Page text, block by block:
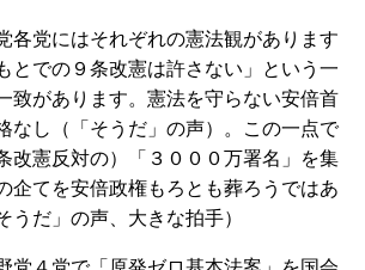
党にはそれぞれの憲法観があります
とでの９条改憲は許さない」という一
致があります。憲法を守らない安倍首
なし（「そうだ」の声）。この一点で
改憲反対の）「３０００万署名」を集
企てを安倍政権もろとも葬ろうではあ
うだ」の声、大きな拍手）